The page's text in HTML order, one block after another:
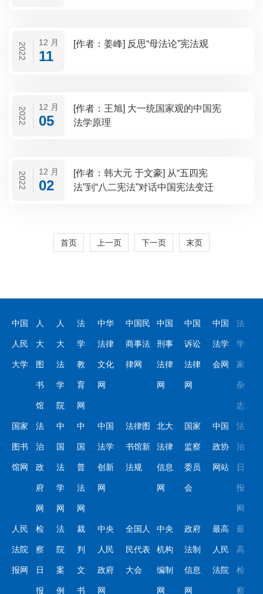
2022 12 月
11
[作者：姜峰] 反思“母法论”宪法观
2022 12 月
05
[作者：王旭] 大一统国家观的中国宪
法学原理
2022 12 月
02
[作者：韩大元 于文豪] 从“五四宪
法”到“八二宪法”对话中国宪法变迁
首页 上一页 下一页 末页
中国
人民
大学
人
大
图
书
馆
人
大
法
学
院
法
学
教
育
网
中华
法律
文化
网
中国民
商事法
律网
中国
刑事
法律
网
中国
诉讼
法律
网
中国
法学
会网
法
学
家
杂
志
国家
图书
馆网
法
治
政
府
网
中
国
法
学
网
中
国
普
法
网
中国
法学
创新
网
法律图
书馆新
法规
北大
法律
信息
网
国家
监察
委员
会
中国
政协
网站
法
治
日
报
网
人民
法院
报网
检
察
日
报
法
院
案
例
裁
判
文
书
中央
人民
政府
网
全国人
民代表
大会
中央
机构
编制
网
政府
法制
信息
网
最高
人民
法院
最
高
检
察